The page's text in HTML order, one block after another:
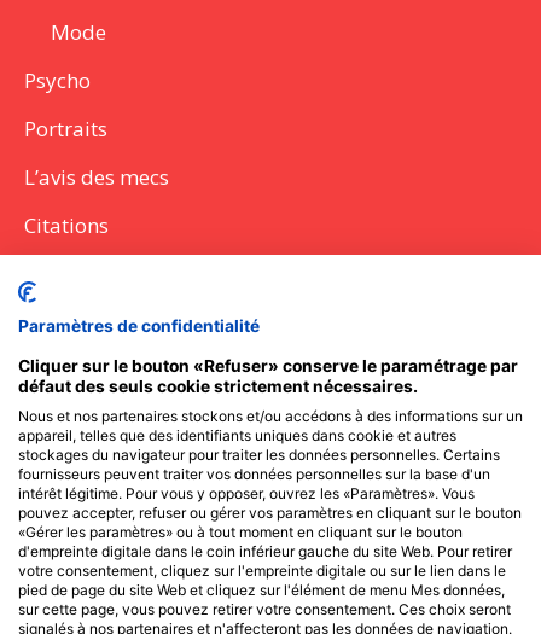
Mode
Psycho
Portraits
L’avis des mecs
Citations
Citations
Discours
Questions à poser
Messages SMS
Recevoir l'actu des Frangines
Reste informé des meilleurs articles et nouveautés avec
Paramètres de confidentialité
Cliquer sur le bouton «Refuser» conserve le paramétrage par
défaut des seuls cookie strictement nécessaires.
Nous et nos partenaires stockons et/ou accédons à des informations sur un
appareil, telles que des identifiants uniques dans cookie et autres
stockages du navigateur pour traiter les données personnelles. Certains
fournisseurs peuvent traiter vos données personnelles sur la base d'un
intérêt légitime. Pour vous y opposer, ouvrez les «Paramètres». Vous
pouvez accepter, refuser ou gérer vos paramètres en cliquant sur le bouton
«Gérer les paramètres» ou à tout moment en cliquant sur le bouton
d'empreinte digitale dans le coin inférieur gauche du site Web. Pour retirer
votre consentement, cliquez sur l'empreinte digitale ou sur le lien dans le
pied de page du site Web et cliquez sur l'élément de menu Mes données,
sur cette page, vous pouvez retirer votre consentement. Ces choix seront
signalés à nos partenaires et n'affecteront pas les données de navigation.